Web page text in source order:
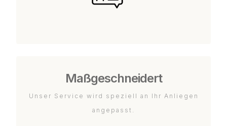
Maßgeschneidert
Unser Service wird speziell an Ihr Anliegen
angepasst.